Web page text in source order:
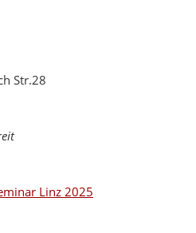
Str.28
Linz 2025